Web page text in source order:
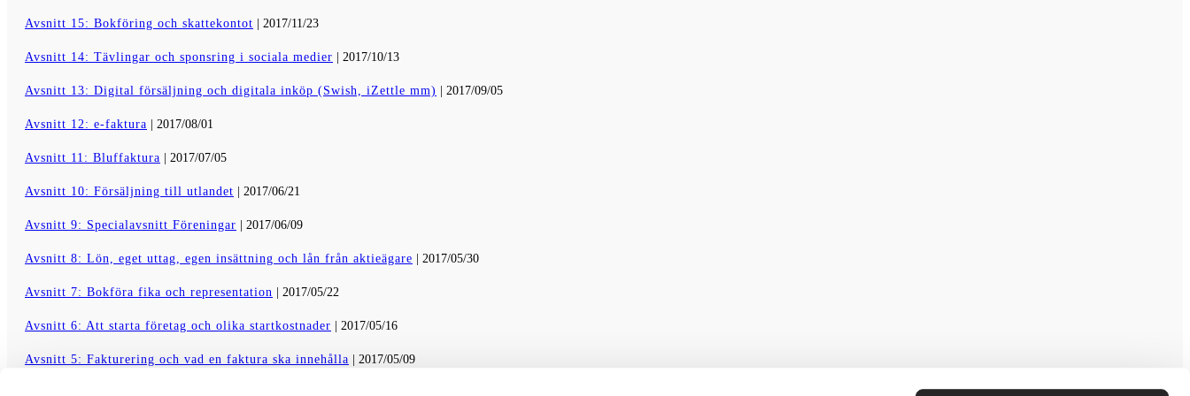
Avsnitt 15: Bokföring och skattekontot | 2017/11/23
Avsnitt 14: Tävlingar och sponsring i sociala medier | 2017/10/13
Avsnitt 13: Digital försäljning och digitala inköp (Swish, iZettle mm) | 2017/09/05
Avsnitt 12: e-faktura | 2017/08/01
Avsnitt 11: Bluffaktura | 2017/07/05
Avsnitt 10: Försäljning till utlandet | 2017/06/21
Avsnitt 9: Specialavsnitt Föreningar | 2017/06/09
Avsnitt 8: Lön, eget uttag, egen insättning och lån från aktieägare | 2017/05/30
Avsnitt 7: Bokföra fika och representation | 2017/05/22
Avsnitt 6: Att starta företag och olika startkostnader | 2017/05/16
Avsnitt 5: Fakturering och vad en faktura ska innehålla | 2017/05/09